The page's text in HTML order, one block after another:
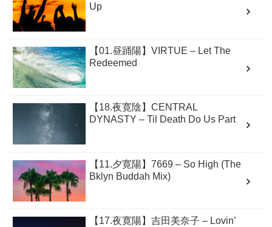
Up
【01.昼踊陽】VIRTUE – Let The
Redeemed
【18.夜寛陰】CENTRAL
DYNASTY – Til Death Do Us Part
【11.夕寛陽】7669 – So High (The
Bklyn Buddah Mix)
【17.夜寛陽】吉田美奈子 – Lovin’